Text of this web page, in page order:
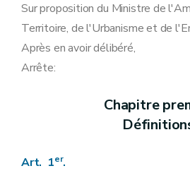
Art. 141
Art. 142
Art. 143
Art. 144
Art. 148
Sur proposition du Ministre de
Territoire, de l'Urbanisme et de
Après en avoir délibéré,
Arrête:
Chapitre
Art. 1er.